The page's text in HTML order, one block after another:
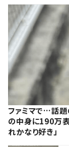
ファミマで…話
の中身に190万表
れかなり好き」